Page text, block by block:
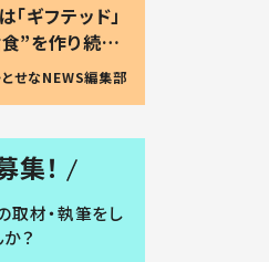
ギフテッド」
”を作り続け
#令和の子
とせなNEWS編集部
集！
取材・執筆をし
？